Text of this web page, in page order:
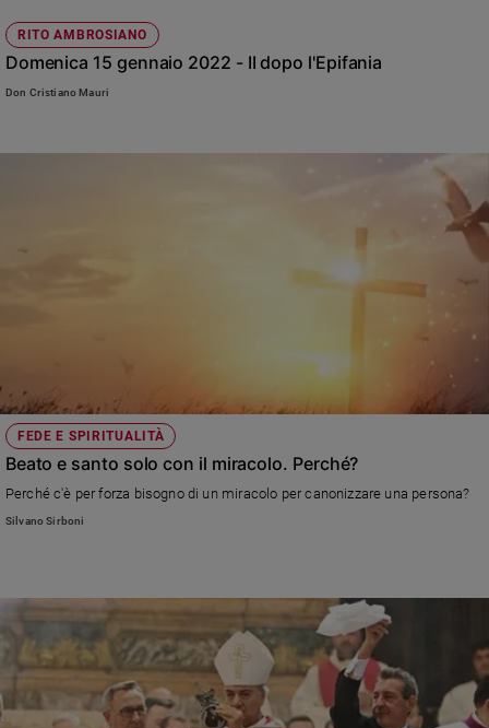
RITO AMBROSIANO
Domenica 15 gennaio 2022 - II dopo l'Epifania
Don Cristiano Mauri
FEDE E SPIRITUALITÀ
Beato e santo solo con il miracolo. Perché?
Perché c'è per forza bisogno di un miracolo per canonizzare una persona?
Silvano Sirboni